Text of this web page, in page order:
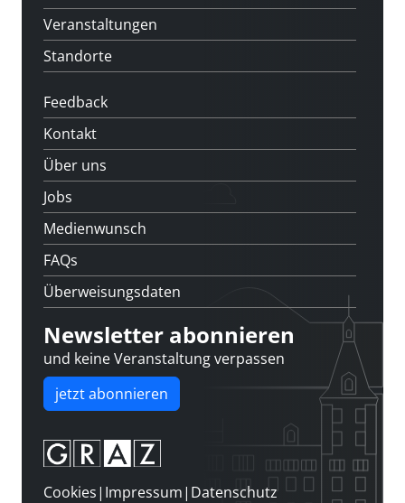
Veranstaltungen
Standorte
Feedback
Kontakt
Über uns
Jobs
Medienwunsch
FAQs
Überweisungsdaten
Newsletter abonnieren
und keine Veranstaltung verpassen
jetzt abonnieren
Cookies| Impressum| Datenschutz